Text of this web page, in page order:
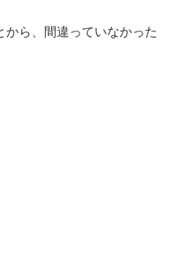
ら、間違っていなかった